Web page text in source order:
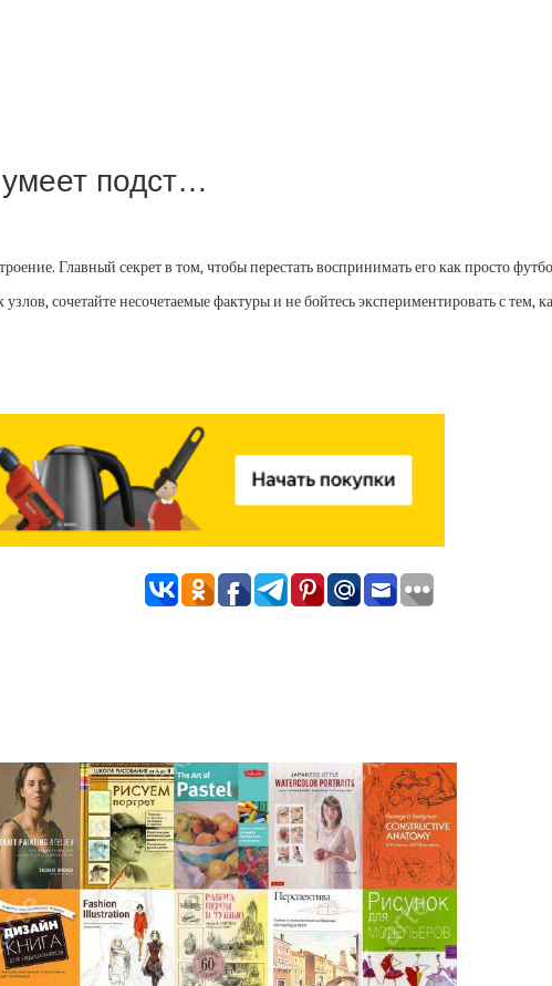
подст…
Главный секрет в том, чтобы перестать воспринимать его как просто
сочетайте несочетаемые фактуры и не бойтесь экспериментировать с тем,